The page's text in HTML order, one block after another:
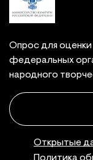
Опрос для
федеральных
народного
Открытые